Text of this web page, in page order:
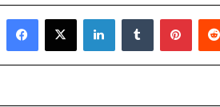
Facebook X LinkedIn Tumblr Pinterest